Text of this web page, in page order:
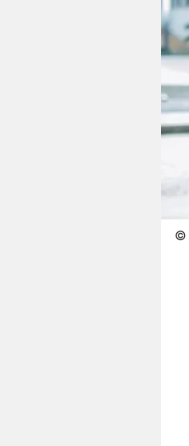
©